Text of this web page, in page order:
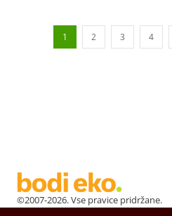
1 2 3 4
©2007-2026. Vse pravice pridržane.